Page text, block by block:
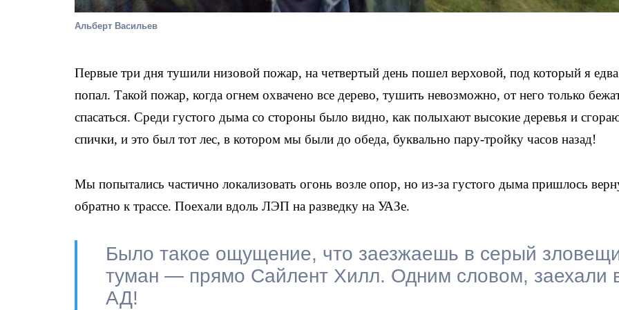
Альберт Васильев
Первые три дня тушили низовой пожар, на четвертый день пошел верховой, под который я
попал. Такой пожар, когда огнем охвачено все дерево, тушить невозможно, от него только
спасаться. Среди густого дыма со стороны было видно, как полыхают высокие деревья и
спички, и это был тот лес, в котором мы были до обеда, буквально пару-тройку часов назад!
Мы попытались частично локализовать огонь возле опор, но из-за густого дыма пришлось
обратно к трассе. Поехали вдоль ЛЭП на разведку на УАЗе.
Было такое ощущение, что заезжаешь в серый
туман — прямо Сайлент Хилл. Одним словом, заехали
АД!